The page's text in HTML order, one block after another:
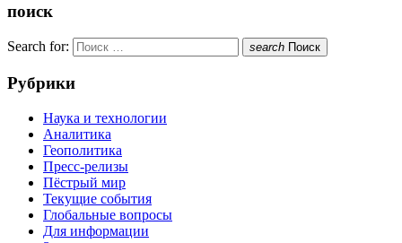
поиск
Search for: search Поиск
Рубрики
Наука и технологии
Аналитика
Геополитика
Пресс-релизы
Пёстрый мир
Текущие события
Глобальные вопросы
Для информации